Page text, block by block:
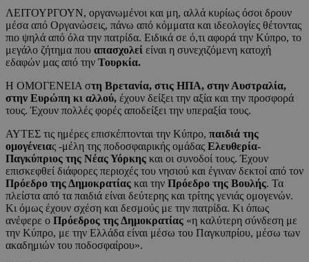
ΛΕΙΤΟΥΡΓΟΥΝ, οργανωμένοι και μη, αλλά κυρίως όσοι δρουν
μέσα από Οργανώσεις, πάνω από κόμματα και ιδεολογίες θέτοντας
πιο ψηλά από όλα την πατρίδα. Ειδικά σε ό,τι αφορά την Κύπρο, το
μεγάλο ζήτημα που απασχολεί είναι η συνεχιζόμενη κατοχή
εδαφών μας από την Τουρκία.
Η ΟΜΟΓΕΝΕΙΑ στη Βρετανία, στις ΗΠΑ, στην Αυστραλία,
στην Ευρώπη κι αλλού, έχουν δείξει την αξία και την προσφορά
τους. Έχουν πολλές φορές αποδείξει την υπεραξία τους.
ΑΥΤΕΣ τις ημέρες επισκέπτονται την Κύπρο, παιδιά της
ομογένειας -μέλη της ποδοσφαιρικής ομάδας Ελευθερία-
Παγκύπριος της Νέας Υόρκης και οι συνοδοί τους. Έχουν
επισκεφθεί διάφορες περιοχές του νησιού και έγιναν δεκτοί από τον
Πρόεδρο της Δημοκρατίας και την Πρόεδρο της Βουλής. Τα
πλείστα από τα παιδιά είναι δεύτερης και τρίτης γενιάς ομογενών.
Κι όμως έχουν σχέση και δεσμούς με την πατρίδα. Κι όπως
ανέφερε ο Πρόεδρος της Δημοκρατίας «η καλύτερη σύνδεση με
την Κύπρο, με την Ελλάδα είναι μέσω του Παγκυπρίου, μέσω των
ακαδημιών του ποδοσφαίρου».